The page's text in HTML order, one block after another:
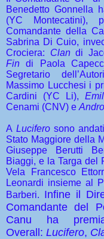
Benedetto Gonnella
(YC Montecatini),
Comandante della
Sabrina Di Cuio,
Crociera: Clandi
Fin di Paola
Segretario
Massimo Lucchesi i
Cardini (YC Li),
Cenami (CNV) e
ALucifero sono
Stato Maggiore della
Giuseppe Berutti
Biaggi, e la Targa del
Vela Francesco
Leonardi insieme al
Barberi. Infine il
Comandante del
Canu ha
Overall: Lucifero,